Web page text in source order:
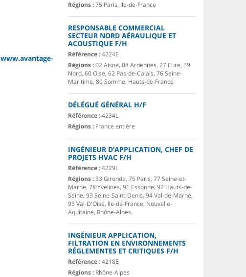
www.avantage-
Régions :75 Paris, Ile-de-France
RESPONSABLE COMMERCIAL
SECTEUR NORD AÉRAULIQUE ET
ACOUSTIQUE F/H
Référence :4224E
Régions :02 Aisne, 08 Ardennes, 27 Eure, 59
Nord, 60 Oise, 62 Pas-de-Calais, 76 Seine-
Maritime, 80 Somme, Hauts-de-France
DÉLÉGUÉ GÉNÉRAL H/F
Référence :4234L
Régions :France entière
INGÉNIEUR D’APPLICATION, CHEF DE
PROJETS HVAC F/H
Référence :4229L
Régions :33 Gironde, 75 Paris, 77 Seine-et-
Marne, 78 Yvelines, 91 Essonne, 92 Hauts-de-
Seine, 93 Seine-Saint-Denis, 94 Val-de-Marne,
95 Val-D'Oise, Ile-de-France, Nouvelle-
Aquitaine, Rhône-Alpes
INGÉNIEUR APPLICATION,
FILTRATION EN ENVIRONNEMENTS
RÉGLEMENTES ET CRITIQUES F/H
Référence :4218E
Régions :Rhône-Alpes